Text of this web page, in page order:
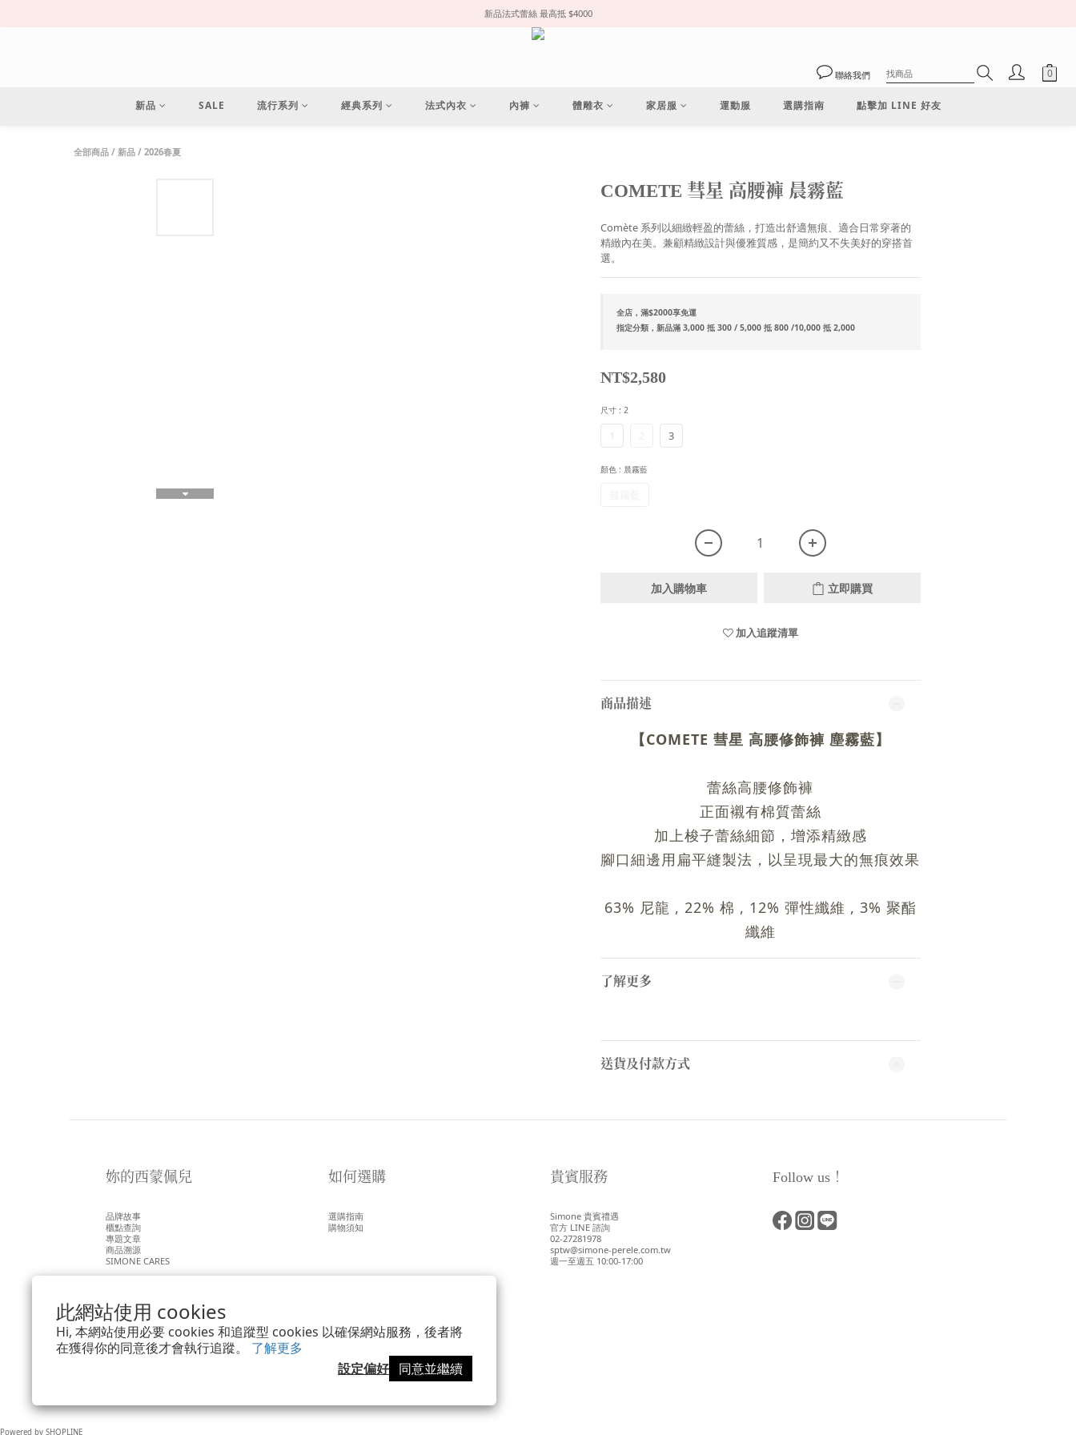
此網站使用 cookies
Hi, 本網站使用必要 cookies 和追蹤型 cookies 以確保網站服務，後者將
在獲得你的同意後才會執行追蹤。 了解更多
設定偏好 同意並繼續
新品法式蕾絲 最高抵 $4000
聯絡我們
新品 SALE 流行系列 經典系列 法式內衣 內褲 體雕衣 家居服 運動服 選購指南 點擊加 LINE 好友
全部商品 / 新品 / 2026春夏
COMETE 彗星 高腰褲 晨霧藍
Comète 系列以細緻輕盈的蕾絲，打造出舒適無痕、適合日常穿著的
精緻內在美。兼顧精緻設計與優雅質感，是簡約又不失美好的穿搭首
選。
全店，滿$2000享免運
指定分類，新品滿 3,000 抵 300 / 5,000 抵 800 /10,000 抵 2,000
NT$2,580
尺寸 : 2
3
顏色 : 晨霧藍
加入購物車 立即購買
加入追蹤清單
商品描述
【COMETE 彗星 高腰修飾褲 塵霧藍】
蕾絲高腰修飾褲
正面襯有棉質蕾絲
加上梭子蕾絲細節，增添精緻感
腳口細邊用扁平縫製法，以呈現最大的無痕效果
63% 尼龍 , 22% 棉 , 12% 彈性纖維 , 3% 聚酯
纖維
了解更多
送貨及付款方式
妳的西蒙佩兒
品牌故事
櫃點查詢
專題文章
商品溯源
SIMONE CARES
如何選購
選購指南
購物須知
貴賓服務
Simone 貴賓禮遇
官方 LINE 諮詢
02-27281978
sptw@simone-perele.com.tw
週一至週五 10:00-17:00
Follow us！
Powered by SHOPLINE